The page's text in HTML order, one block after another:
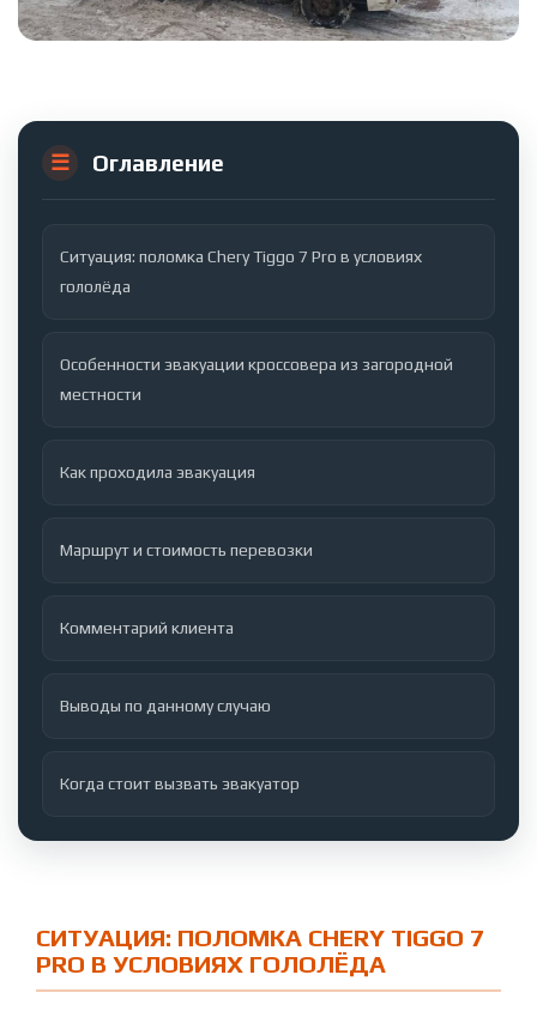
Оглавление
Ситуация: поломка Chery Tiggo 7 Pro в условиях
гололёда
Особенности эвакуации кроссовера из загородной
местности
Как проходила эвакуация
Маршрут и стоимость перевозки
Комментарий клиента
Выводы по данному случаю
Когда стоит вызвать эвакуатор
СИТУАЦИЯ: ПОЛОМКА CHERY TIGGO 7
PRO В УСЛОВИЯХ ГОЛОЛЁДА